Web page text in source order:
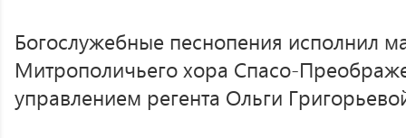
Богослужебные песнопения исполнил
Митрополичьего хора Спасо-
управлением регента Ольги